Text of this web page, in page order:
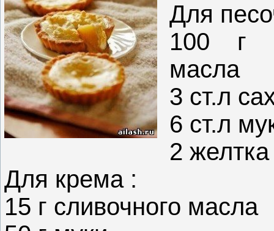
Для
100 г
масла
3 ст.л
6 ст.л
2
Для крема :
15 г сливочного масла